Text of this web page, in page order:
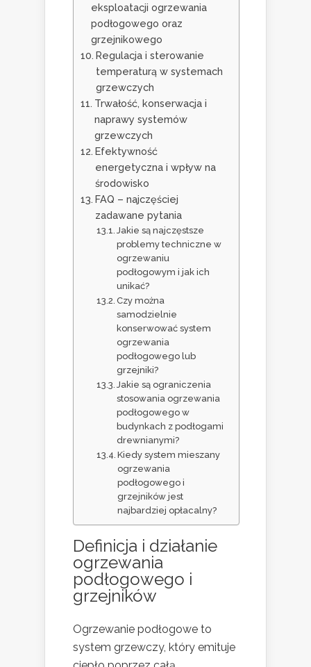
eksploatacji ogrzewania
podłogowego oraz
grzejnikowego
Regulacja i sterowanie
temperaturą w systemach
grzewczych
Trwałość, konserwacja i
naprawy systemów
grzewczych
Efektywność
energetyczna i wpływ na
środowisko
FAQ – najczęściej
zadawane pytania
Jakie są najczęstsze
problemy techniczne w
ogrzewaniu
podłogowym i jak ich
unikać?
Czy można
samodzielnie
konserwować system
ogrzewania
podłogowego lub
grzejniki?
Jakie są ograniczenia
stosowania ogrzewania
podłogowego w
budynkach z podłogami
drewnianymi?
Kiedy system mieszany
ogrzewania
podłogowego i
grzejników jest
najbardziej opłacalny?
Definicja i działanie
ogrzewania
podłogowego i
grzejników
Ogrzewanie podłogowe to
system grzewczy, który emituje